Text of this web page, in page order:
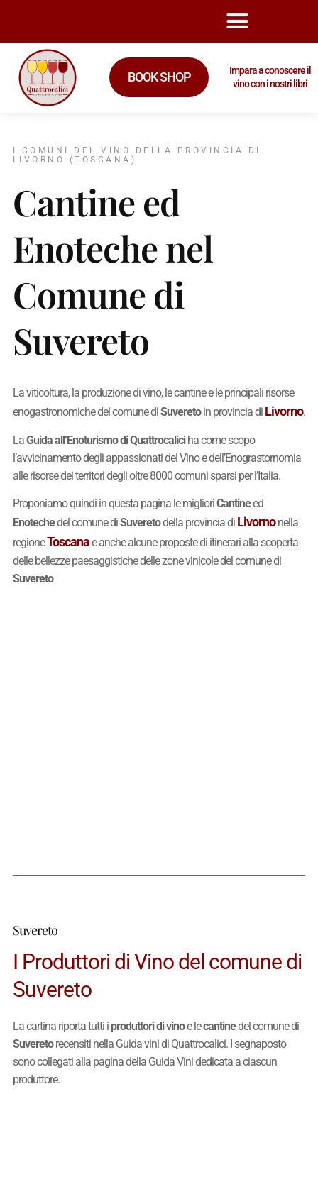
BOOK SHOP
Impara a conoscere il
vino con i nostri libri
I COMUNI DEL VINO DELLA PROVINCIA DI
LIVORNO (TOSCANA)
Cantine ed
Enoteche nel
Comune di
Suvereto
La viticoltura, la produzione di vino, le cantine e le principali risorse
enogastronomiche del comune diSuveretoin provincia di Livorno.
LaGuida all’Enoturismo di Quattrocaliciha come scopo
l’avvicinamento degli appassionati del Vino e dell’Enograstornomia
alle risorse dei territori degli oltre 8000 comuni sparsi per l’Italia.
Proponiamo quindi in questa pagina le miglioriCantineed
Enotechedel comune diSuveretodella provincia di Livornonella
regioneToscanae anche alcune proposte di itinerari alla scoperta
delle bellezze paesaggistiche delle zone vinicole del comune di
Suvereto
Suvereto
I Produttori di Vino del comune di
Suvereto
La cartina riporta tutti i produttori di vinoe lecantinedel comune di
Suveretorecensiti nella Guida vini di Quattrocalici. I segnaposto
sono collegati alla pagina della Guida Vini dedicata a ciascun
produttore.